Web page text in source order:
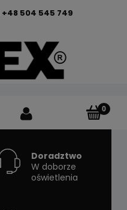
+48 504 545 749
Doradztwo
W doborze
oświetlenia